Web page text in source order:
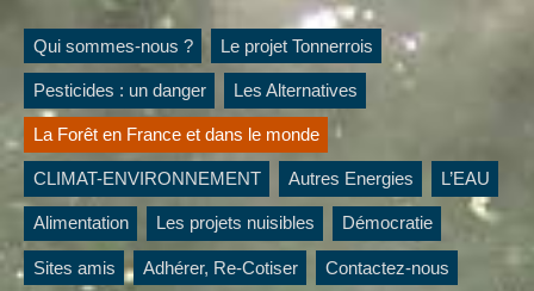
Qui sommes-nous ? Le projet Tonnerrois
Pesticides : un danger Les Alternatives
La Forêt en France et dans le monde
CLIMAT-ENVIRONNEMENT Autres Energies L’EAU
Alimentation Les projets nuisibles Démocratie
Sites amis Adhérer, Re-Cotiser Contactez-nous